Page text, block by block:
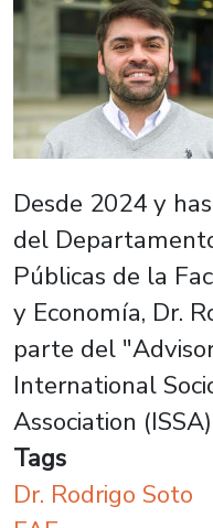
Desde 2024 y
del
Públicas de la
y Economía, Dr.
parte del
International
Association
Tags
Dr. Rodrigo Soto